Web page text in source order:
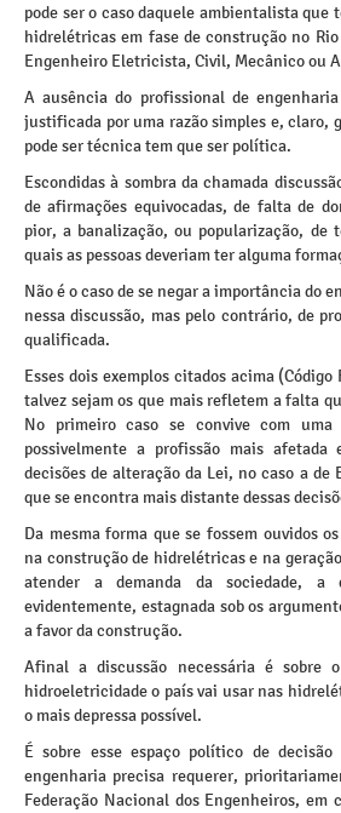
pode ser o caso daquele ambientalista que
hidrelétricas em fase de construção no
Engenheiro Eletricista, Civil, Mecânico ou
A ausência do profissional de
justificada por uma razão simples e, claro,
pode ser técnica tem que ser política.
Escondidas à sombra da chamada
de afirmações equivocadas, de falta de
pior, a banalização, ou popularização, de
quais as pessoas deveriam ter alguma
Não é o caso de se negar a importância do
nessa discussão, mas pelo contrário, de
qualificada.
Esses dois exemplos citados acima
talvez sejam os que mais refletem a falta
No primeiro caso se convive com uma
possivelmente a profissão mais afetada
decisões de alteração da Lei, no caso a de
que se encontra mais distante dessas
Da mesma forma que se fossem ouvidos
na construção de hidrelétricas e na
atender a demanda da sociedade, a
evidentemente, estagnada sob os
a favor da construção.
Afinal a discussão necessária é sobre
hidroeletricidade o país vai usar nas
o mais depressa possível.
É sobre esse espaço político de
engenharia precisa requerer,
Federação Nacional dos Engenheiros, em